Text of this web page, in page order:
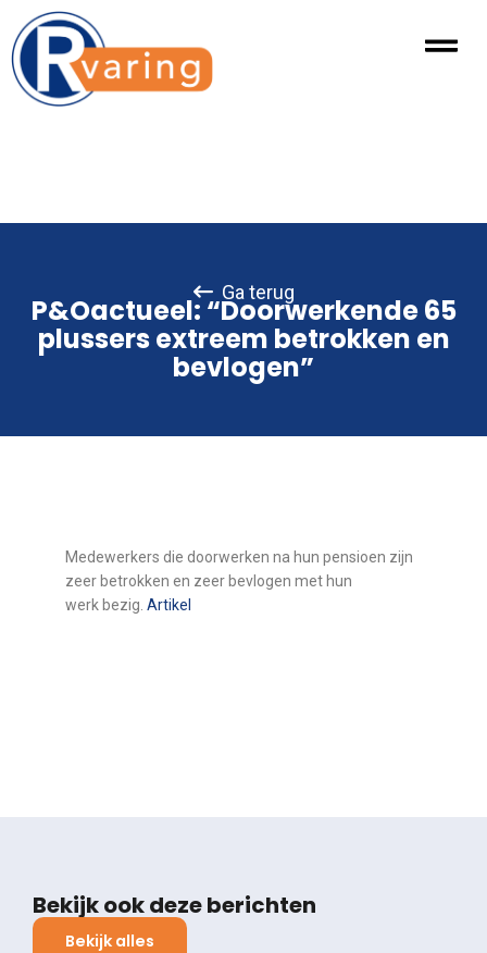
Ga terug
P&Oactueel: “Doorwerkende 65
plussers extreem betrokken en
bevlogen”
Medewerkers die doorwerken na hun pensioen zijn
zeer betrokken en zeer bevlogen met hun
werk bezig. Artikel
Bekijk ook deze berichten
Bekijk alles